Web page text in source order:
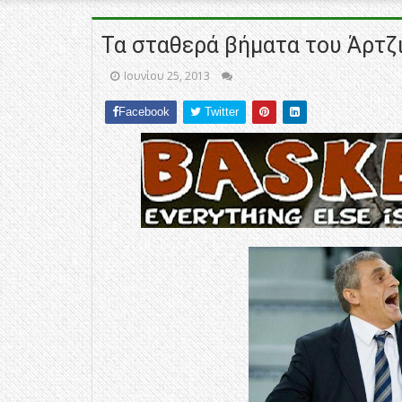
Τα σταθερά βήματα του
Ιουνίου 25, 2013
Facebook Twitter